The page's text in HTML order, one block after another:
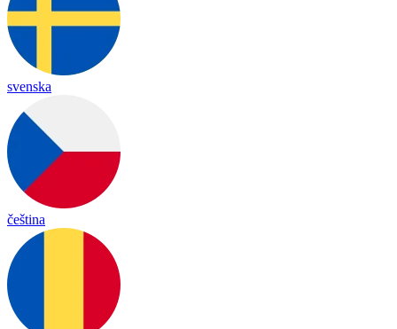
svenska
čeština